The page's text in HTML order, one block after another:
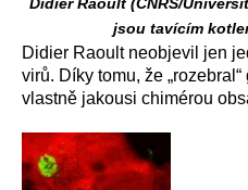
jsou tavícím
Didier Raoult neobjevil jen
virů. Díky tomu, že
vlastně jakousi chimérou